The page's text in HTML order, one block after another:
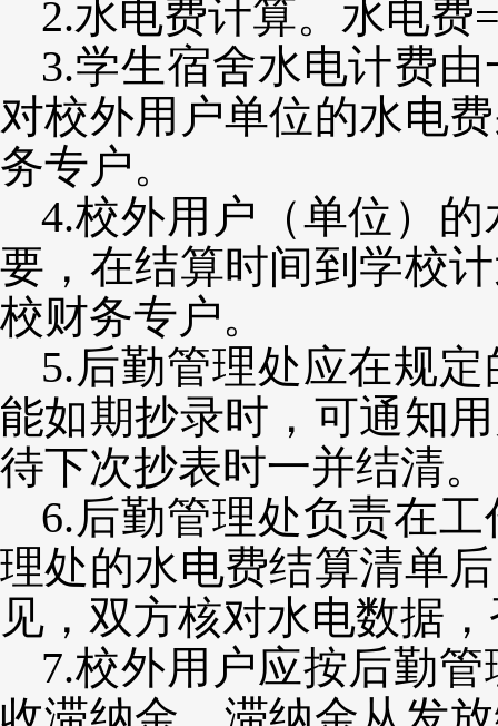
2.水电费计算。水电费
3.学生宿舍水电计费
对校外用户单位的水电
务专户。
4.校外用户（单位）
要，在结算时间到学校
校财务专户。
5.后勤管理处应在规
能如期抄录时，可通知
待下次抄表时一并结清。
6.后勤管理处负责在
理处的水电费结算清单
见，双方核对水电数据
7.校外用户应按后勤